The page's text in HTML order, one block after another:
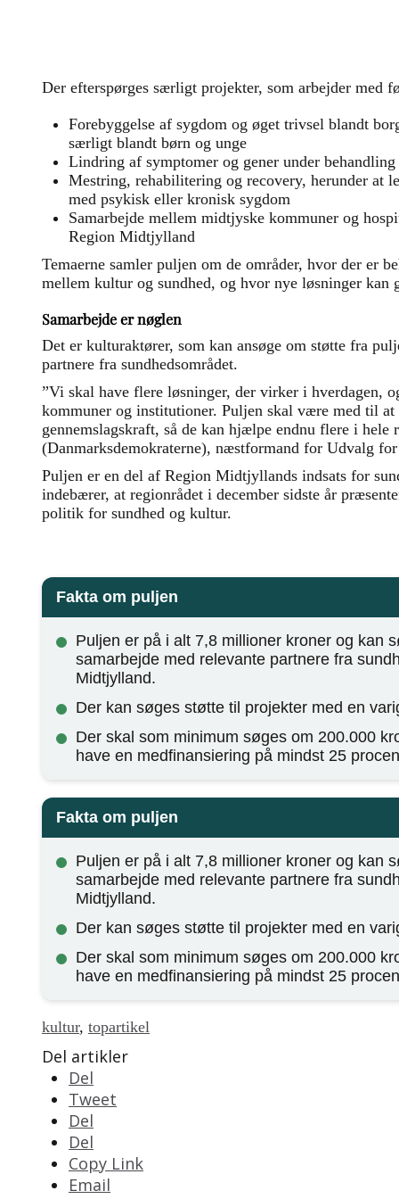
Der efterspørges særligt projekter, som arbejder med
Forebyggelse af sygdom og øget trivsel blandt
særligt blandt børn og unge
Lindring af symptomer og gener under
Mestring, rehabilitering og recovery, herunder at
med psykisk eller kronisk sygdom
Samarbejde mellem midtjyske kommuner og
Region Midtjylland
Temaerne samler puljen om de områder, hvor der er
mellem kultur og sundhed, og hvor nye løsninger kan
Samarbejde er nøglen
Det er kulturaktører, som kan ansøge om støtte fra
partnere fra sundhedsområdet.
”Vi skal have flere løsninger, der virker i hverdagen,
kommuner og institutioner. Puljen skal være med til
gennemslagskraft, så de kan hjælpe endnu flere i
(Danmarksdemokraterne), næstformand for Udvalg
Puljen er en del af Region Midtjyllands indsats for
indebærer, at regionrådet i december sidste år
politik for sundhed og kultur.
Fakta om puljen
Puljen er på i alt 7,8 millioner kroner og kan
samarbejde med relevante partnere fra
Midtjylland.
Der kan søges støtte til projekter med en
Der skal som minimum søges om 200.000
have en medfinansiering på mindst 25
Fakta om puljen
Puljen er på i alt 7,8 millioner kroner og kan
samarbejde med relevante partnere fra
Midtjylland.
Der kan søges støtte til projekter med en
Der skal som minimum søges om 200.000
have en medfinansiering på mindst 25
kultur, topartikel
Del artikler
Del
Tweet
Del
Del
Copy Link
Email